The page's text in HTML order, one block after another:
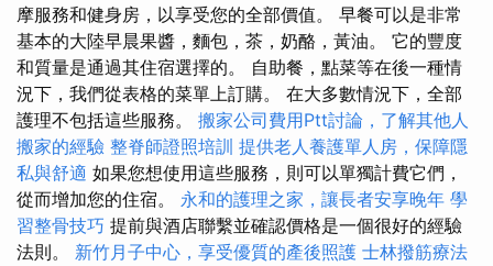
摩服務和健身房，以享受您的全部價值。 早餐可以是非常
基本的大陸早晨果醬，麵包，茶，奶酪，黃油。 它的豐度
和質量是通過其住宿選擇的。 自助餐，點菜等在後一種情
況下，我們從表格的菜單上訂購。 在大多數情況下，全部
護理不包括這些服務。 搬家公司費用Ptt討論，了解其他人
搬家的經驗 整脊師證照培訓 提供老人養護單人房，保障隱
私與舒適 如果您想使用這些服務，則可以單獨計費它們，
從而增加您的住宿。 永和的護理之家，讓長者安享晚年 學
習整骨技巧 提前與酒店聯繫並確認價格是一個很好的經驗
法則。 新竹月子中心，享受優質的產後照護 士林撥筋療法